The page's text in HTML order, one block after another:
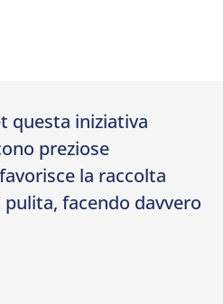
questa iniziativa
preziose
la raccolta
facendo davvero